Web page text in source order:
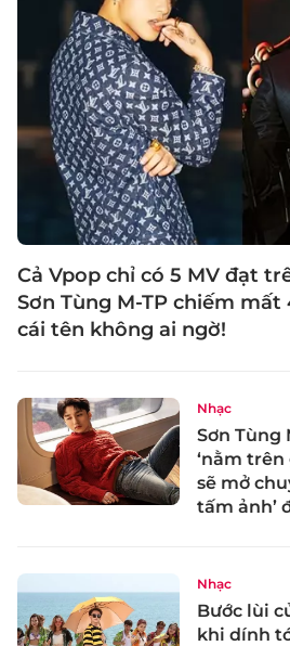
Cả Vpop chỉ có 5 MV đạt
Sơn Tùng M-TP chiếm mất
cái tên không ai ngờ!
Nhạc
Sơn Tùng
‘nằm
sẽ mở
tấm ảnh’
Nhạc
Bước lùi
khi dính